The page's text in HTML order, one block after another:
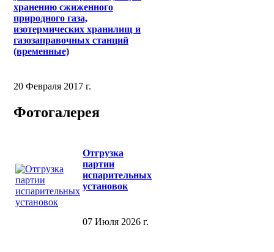
хранению сжиженного
природного газа,
изотермических хранилищ и
газозаправочных станций
(временные)
20 Февраля 2017 г.
Фотогалерея
Отгрузка
партии
испарительных
установок
07 Июля 2026 г.